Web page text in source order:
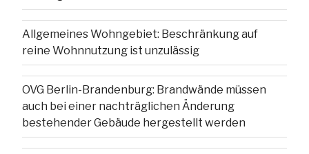
Allgemeines Wohngebiet: Beschränkung auf
reine Wohnnutzung ist unzulässig
OVG Berlin-Brandenburg: Brandwände müssen
auch bei einer nachträglichen Änderung
bestehender Gebäude hergestellt werden